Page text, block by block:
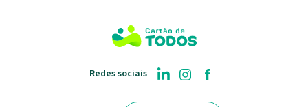
Redes sociais